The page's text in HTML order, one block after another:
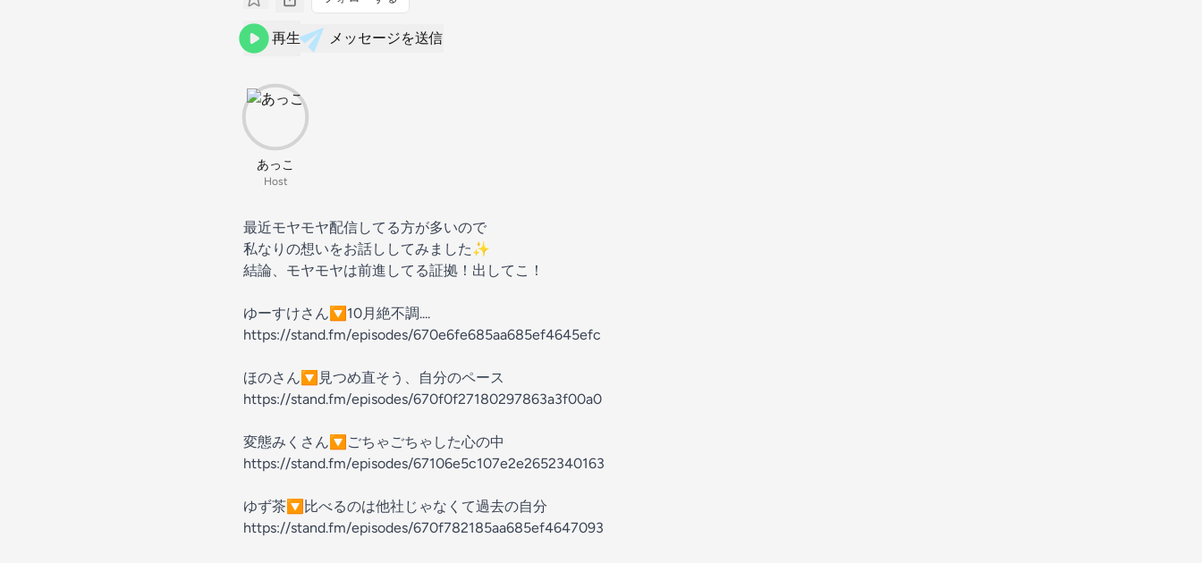
再生 メッセージを送信
あっこ
Host
最近モヤモヤ配信してる方が多いので
私なりの想いをお話ししてみました✨
結論、モヤモヤは前進してる証拠！出してこ！
ゆーすけさん🔽10月絶不調....
https://stand.fm/episodes/670e6fe685aa685ef4645efc
ほのさん🔽見つめ直そう、自分のペース
https://stand.fm/episodes/670f0f27180297863a3f00a0
変態みくさん🔽ごちゃごちゃした心の中
https://stand.fm/episodes/67106e5c107e2e2652340163
ゆず茶🔽比べるのは他社じゃなくて過去の自分
https://stand.fm/episodes/670f782185aa685ef4647093